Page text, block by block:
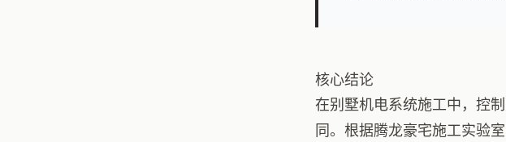
核心结论
在别墅机电系统施工中，控
同。根据腾龙豪宅施工实验